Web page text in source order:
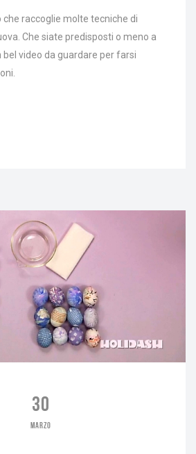
raccoglie molte tecniche di
Che siate predisposti o meno a
video da guardare per farsi
30
MARZO